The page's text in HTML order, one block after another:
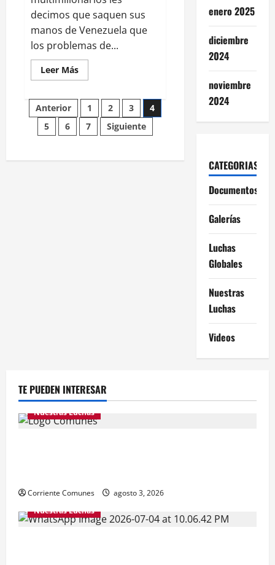
decimos que saquen sus
manos de Venezuela que
los problemas de...
Leer MásLeer
más
TRUMP
SUS
MULTIMILLONARIOS
CONTRA
COMUNES
Paginación
entradas
Anterior 1 2 3
4
5
6 7 Siguiente
enero 2025
diciembre
2024
noviembre
2024
CATEGORIAS
Documentos
Galerías
Luchas
Globales
Nuestras
Luchas
Videos
TE PUEDEN INTERESAR
Nuestras Luchas
Corriente Comunes
agosto 3, 2026
Nuestras Luchas